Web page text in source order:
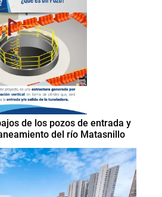
de los pozos de entrada y
del río Matasnillo